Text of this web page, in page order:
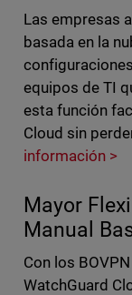
Las empresas
basada en la
equipos de TI
esta función
Cloud sin
información >
Mayor
Manual
Con los
WatchGuard